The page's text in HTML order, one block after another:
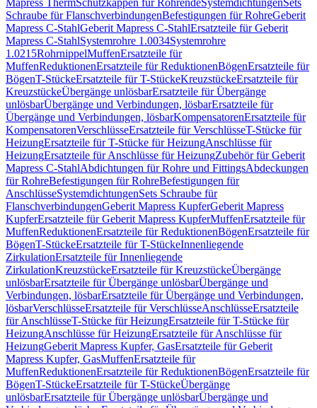
Mapress ThermSchutzkappen für RohrendeSystemdichtungenSets
Schraube für FlanschverbindungenBefestigungen für RohreGeberit
Mapress C-StahlGeberit Mapress C-StahlErsatzteile für Geberit
Mapress C-StahlSystemrohre 1.0034Systemrohre
1.0215RohrnippelMuffenErsatzteile für
MuffenReduktionenErsatzteile für ReduktionenBögenErsatzteile für
BögenT-StückeErsatzteile für T-StückeKreuzstückeErsatzteile für
KreuzstückeÜbergänge unlösbarErsatzteile für Übergänge
unlösbarÜbergänge und Verbindungen, lösbarErsatzteile für
Übergänge und Verbindungen, lösbarKompensatorenErsatzteile für
KompensatorenVerschlüsseErsatzteile für VerschlüsseT-Stücke für
HeizungErsatzteile für T-Stücke für HeizungAnschlüsse für
HeizungErsatzteile für Anschlüsse für HeizungZubehör für Geberit
Mapress C-StahlAbdichtungen für Rohre und FittingsAbdeckungen
für RohreBefestigungen für RohreBefestigungen für
AnschlüsseSystemdichtungenSets Schraube für
FlanschverbindungenGeberit Mapress KupferGeberit Mapress
KupferErsatzteile für Geberit Mapress KupferMuffenErsatzteile für
MuffenReduktionenErsatzteile für ReduktionenBögenErsatzteile für
BögenT-StückeErsatzteile für T-StückeInnenliegende
ZirkulationErsatzteile für Innenliegende
ZirkulationKreuzstückeErsatzteile für KreuzstückeÜbergänge
unlösbarErsatzteile für Übergänge unlösbarÜbergänge und
Verbindungen, lösbarErsatzteile für Übergänge und Verbindungen,
lösbarVerschlüsseErsatzteile für VerschlüsseAnschlüsseErsatzteile
für AnschlüsseT-Stücke für HeizungErsatzteile für T-Stücke für
HeizungAnschlüsse für HeizungErsatzteile für Anschlüsse für
HeizungGeberit Mapress Kupfer, GasErsatzteile für Geberit
Mapress Kupfer, GasMuffenErsatzteile für
MuffenReduktionenErsatzteile für ReduktionenBögenErsatzteile für
BögenT-StückeErsatzteile für T-StückeÜbergänge
unlösbarErsatzteile für Übergänge unlösbarÜbergänge und